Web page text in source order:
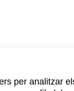
per analitzar